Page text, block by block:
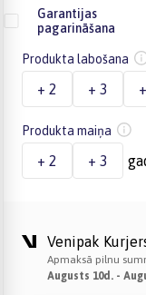
Garantijas
pagarināšana
Produkta labošana
+ 2 + 3
Produkta maiņa
+ 2 + 3
Venipak
Apmaksā pilnu
Augusts 10d. -